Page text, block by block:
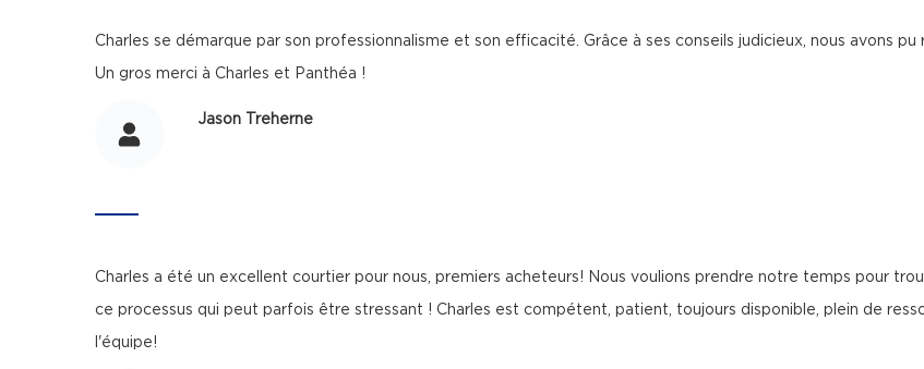
Charles se démarque par son professionnalisme et son efficacité. Grâce à ses conseils judicieux, nous avons
Un gros merci à Charles et Panthéa !
Jason Treherne
Charles a été un excellent courtier pour nous, premiers acheteurs! Nous voulions prendre notre temps pour
ce processus qui peut parfois être stressant ! Charles est compétent, patient, toujours disponible, plein de
l'équipe!